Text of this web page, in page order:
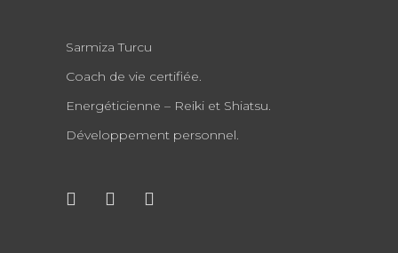
Sarmiza Turcu
Coach de vie certifiée.
Energéticienne – Reiki et Shiatsu.
Développement personnel.